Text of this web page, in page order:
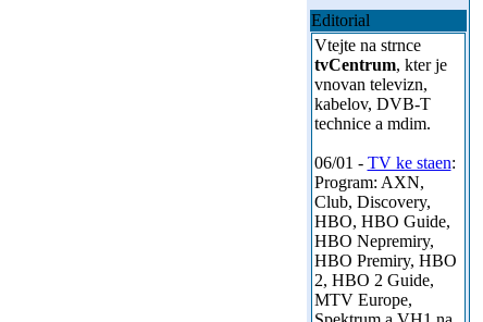
Editorial
Vtejte na strnce
tvCentrum, kter je
vnovan televizn,
kabelov, DVB-T
technice a mdim.
06/01 - TV ke staen:
Program: AXN,
Club, Discovery,
HBO, HBO Guide,
HBO Nepremiry,
HBO Premiry, HBO
2, HBO 2 Guide,
MTV Europe,